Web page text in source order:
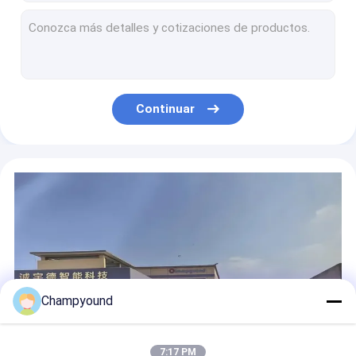
Máquina de extracción de barniz con láser de alta frecuencia
"Sistema automático de enrollamiento del motor BLDC de 220 V con precisión de control de servo
Máquina de enrollamiento de estatores de motor continuo servocontrolado de 380 V con capacidad de ampliación
Servo control de la bobina de enrollamiento del motor eléctrico de una sola etapa
Continuar
Champyound
7:17 PM